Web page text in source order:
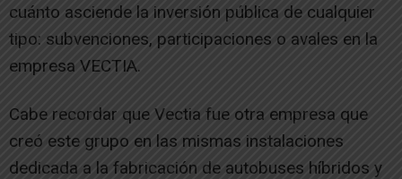
cuánto asciende la inversión pública de cualquier
tipo: subvenciones, participaciones o avales en la
empresa VECTIA.
Cabe recordar que Vectia fue otra empresa que
creó este grupo en las mismas instalaciones
dedicada a la fabricación de autobuses híbridos y